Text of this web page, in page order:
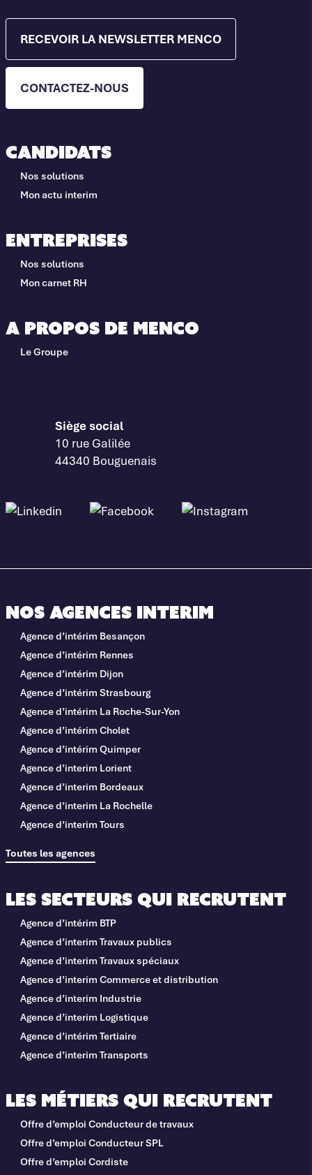
RECEVOIR LA NEWSLETTER MENCO
CONTACTEZ-NOUS
Candidats
Nos solutions
Mon actu interim
Entreprises
Nos solutions
Mon carnet RH
A propos de Menco
Le Groupe
Siège social
10 rue Galilée
44340 Bouguenais
Nos agences interim
Agence d’intérim Besançon
Agence d’intérim Rennes
Agence d’intérim Dijon
Agence d’intérim Strasbourg
Agence d’intérim La Roche-Sur-Yon
Agence d’intérim Cholet
Agence d’intérim Quimper
Agence d’interim Lorient
Agence d’interim Bordeaux
Agence d’interim La Rochelle
Agence d’interim Tours
Toutes les agences
Les métiers qui recrutent
Offre d’emploi Conducteur de travaux
Offre d’emploi Conducteur SPL
Offre d’emploi Cordiste
Les secteurs qui recrutent
Agence d’intérim BTP
Agence d’interim Travaux publics
Agence d’interim Travaux spéciaux
Agence d’interim Commerce et distribution
Agence d’interim Industrie
Agence d’interim Logistique
Agence d’intérim Tertiaire
Agence d’interim Transports